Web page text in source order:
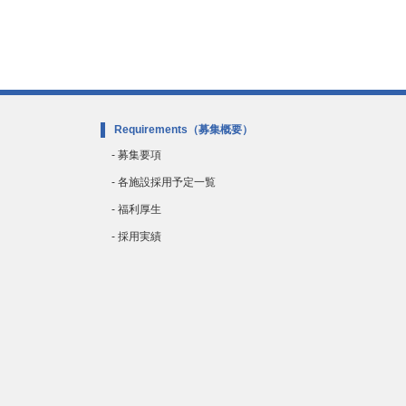
Requirements （募集概要）
- 募集要項
- 各施設採用予定一覧
- 福利厚生
- 採用実績